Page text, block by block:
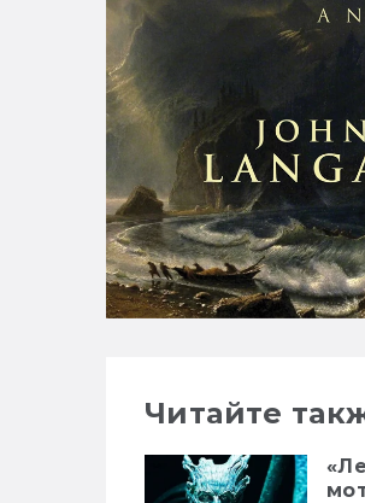
Читайте